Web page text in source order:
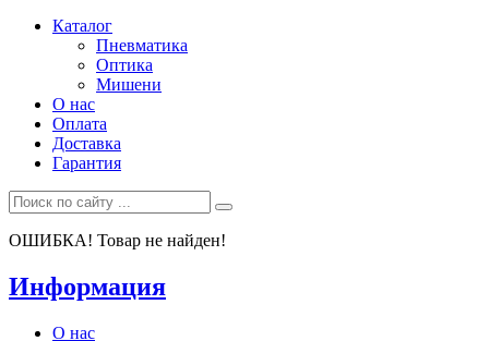
Каталог
Пневматика
Оптика
Мишени
О нас
Оплата
Доставка
Гарантия
ОШИБКА! Товар не найден!
Информация
О нас